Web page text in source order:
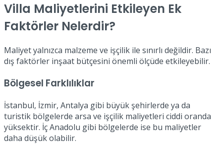
Villa Maliyetlerini Etkileyen Ek
Faktörler Nelerdir?
Maliyet yalnızca malzeme ve işçilik ile sınırlı değildir. Bazı
dış faktörler inşaat bütçesini önemli ölçüde etkileyebilir.
Bölgesel Farklılıklar
İstanbul, İzmir, Antalya gibi büyük şehirlerde ya da
turistik bölgelerde arsa ve işçilik maliyetleri ciddi oranda
yüksektir. İç Anadolu gibi bölgelerde ise bu maliyetler
daha düşük olabilir.